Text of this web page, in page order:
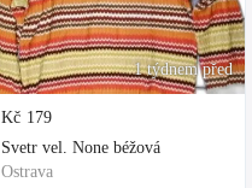
1 týdnem před
Kč 179
Svetr vel. None béžová
Ostrava